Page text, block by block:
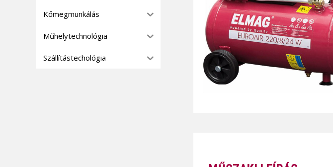
Kőmegmunkálás
Műhelytechnológia
Szállítástechológia